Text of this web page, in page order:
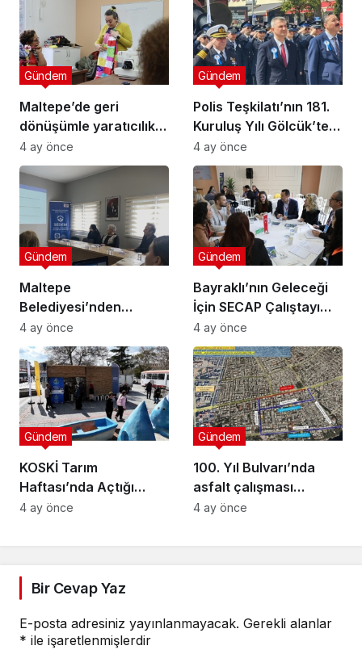
Maltepe’de geri
dönüşümle yaratıcılık
buluştu
Gündem
4 ay önce
Polis Teşkilatı’nın 181.
Kuruluş Yılı Gölcük’te
Törenle Kutlandı
Gündem
4 ay önce
Maltepe
Belediyesi’nden
Muhtarlara Toplumsal
Cinsiyet Eşitliği
Semineri
Gündem
4 ay önce
Bayraklı’nın Geleceği
İçin SECAP Çalıştayı
Düzenlendi
Gündem
4 ay önce
KOSKİ Tarım
Haftası’nda Açtığı
Stantta Su Tasarrufu
Gündem
4 ay önce
100. Yıl Bulvarı’nda
asfalt çalışması
gerçekleştirilecek
Gündem
4 ay önce
Bir Cevap Yaz
E-posta adresiniz yayınlanmayacak. Gerekli alanlar
* ile işaretlenmişlerdir